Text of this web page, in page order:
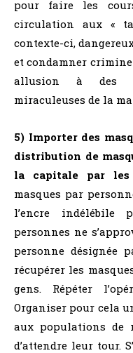
pour faire les
circulation aux «
contexte-ci,
et condamner
allusion à des
miraculeuses de la
5) Importer des
distribution de
la capitale par
masques par
l’encre indélébile
personnes ne
personne désignée
récupérer les
gens. Répéter
Organiser pour cela
aux populations de
d’attendre leur tour.